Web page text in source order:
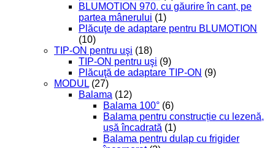
BLUMOTION 970. cu găurire în cant, pe
partea mânerului (1)
Plăcuţe de adaptare pentru BLUMOTION
(10)
TIP-ON pentru uşi (18)
TIP-ON pentru uşi (9)
Plăcuţă de adaptare TIP-ON (9)
MODUL (27)
Balama (12)
Balama 100° (6)
Balama pentru construcție cu lezenă,
ușă încadrată (1)
Balama pentru dulap cu frigider